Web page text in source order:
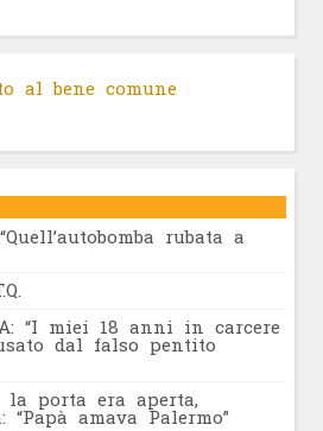
al bene comune
“Quell’autobomba rubata a
“I miei 18 anni in carcere
dal falso pentito
la porta era aperta,
amava Palermo”